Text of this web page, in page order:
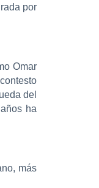
por
Omar
del
ha
más